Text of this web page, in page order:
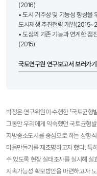
(2016)
• 도시 거주성 및 기능성 향상을
도시재생 추진전략 개발
• 도심의 기존 기능과 연계한 점
(2015)
국토연구원 연구보고서 보러가기
박정은 연구위원이 수행한 「국토균
그동안 우리에게 익숙했던 국토균형
지방중소도시를 중심으로 하는 상향
마을만들기를 재조명하고자 했다. 특
수 있도록 현장 실태조사를 실시해
지속가능성 확보방안을 마련하고자